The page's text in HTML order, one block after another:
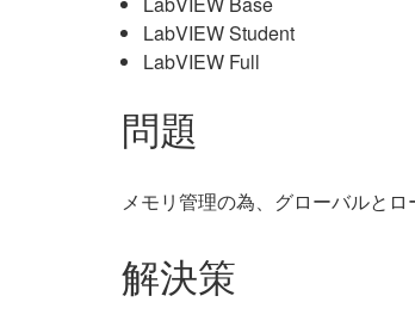
LabVIEW Student
LabVIEW Full
問題
メモリ管理の為、グローバルと
解決策